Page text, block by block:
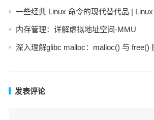
一些经典 Linux 命令的现代替代品 | Linux
内存管理：详解虚拟地址空间-MMU
深入理解glibc malloc：malloc() 与 free()
发表评论